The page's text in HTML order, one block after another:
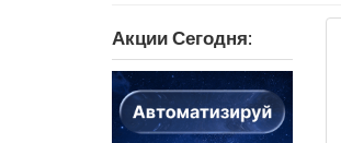
Акции Сегодня: